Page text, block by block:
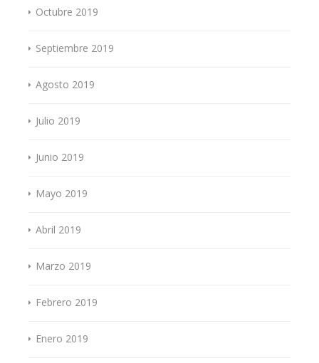
Octubre 2019
Septiembre 2019
Agosto 2019
Julio 2019
Junio 2019
Mayo 2019
Abril 2019
Marzo 2019
Febrero 2019
Enero 2019